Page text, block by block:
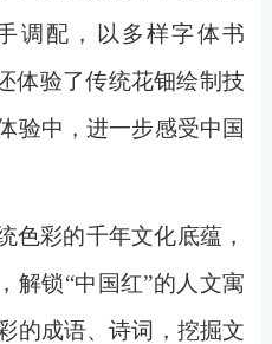
调配，以多样字体书
体验了传统花钿绘制技
验中，进一步感受中国
色彩的千年文化底蕴，
解锁“中国红”的人文寓
的成语、诗词，挖掘文